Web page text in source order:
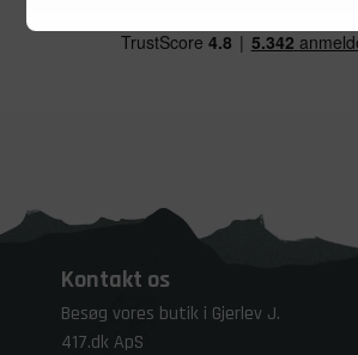
Kontakt os
Besøg vores butik i Gjerlev J.
417.dk ApS